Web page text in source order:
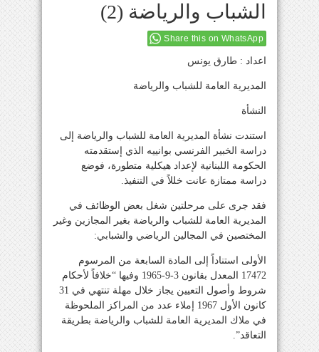
الشباب والرياضة (2)
Share this on WhatsApp
اعداد : طارق يونس
المديرية العامة للشباب والرياضة
النشأة
استندت نشأة المديرية العامة للشباب والرياضة إلى
دراسة الخبير الفرنسي بوانييه الذي إستقدمته
الحكومة اللبنانية لإعداد هيكلية متطورة، فوضع
دراسة ممتازة عانت خللاً في التنفيذ.
فقد جرى على مرحلتين شغل بعض الوظائف في
المديرية العامة للشباب والرياضة بغير المجازين وغير
المختصين في المجالين الرياضي والشبابي:
الأولى استناداً إلى المادة السابعة من المرسوم
17472 المعدل بقانون 3-9-1965 وفيها “خلافاً لأحكام
شروط وأصول التعيين يجاز خلال مهلة تنتهي في 31
كانون الأول 1967 إملاء عدد من المراكز الملحوظة
في ملاك المديرية العامة للشباب والرياضة بطريقة
التعاقد”.